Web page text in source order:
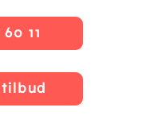
60 11
tilbud